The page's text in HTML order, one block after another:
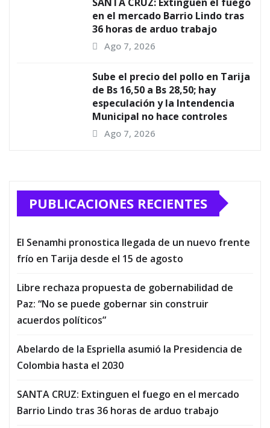
en el mercado Barrio Lindo tras
36 horas de arduo trabajo
Ago 7, 2026
Sube el precio del pollo en Tarija
de Bs 16,50 a Bs 28,50; hay
especulación y la Intendencia
Municipal no hace controles
Ago 7, 2026
PUBLICACIONES RECIENTES
El Senamhi pronostica llegada de un nuevo frente
frío en Tarija desde el 15 de agosto
Libre rechaza propuesta de gobernabilidad de
Paz: “No se puede gobernar sin construir
acuerdos políticos”
Abelardo de la Espriella asumió la Presidencia de
Colombia hasta el 2030
SANTA CRUZ: Extinguen el fuego en el mercado
Barrio Lindo tras 36 horas de arduo trabajo